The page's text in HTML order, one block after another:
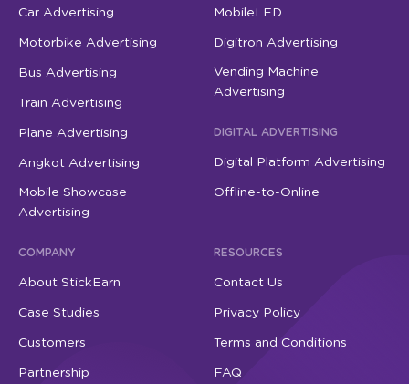
Car Advertising
Motorbike Advertising
Bus Advertising
Train Advertising
Plane Advertising
Angkot Advertising
Mobile Showcase
Advertising
MobileLED
Digitron Advertising
Vending Machine
Advertising
DIGITAL ADVERTISING
Digital Platform Advertising
Offline-to-Online
COMPANY
About StickEarn
Case Studies
Customers
Partnership
RESOURCES
Contact Us
Privacy Policy
Terms and Conditions
FAQ